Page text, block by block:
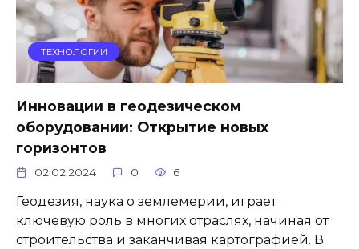
ТЕХНОЛОГИИ
Инновации в геодезическом
оборудовании: Открытие новых
горизонтов
02.02.2024 0 6
Геодезия, наука о землемерии, играет
ключевую роль в многих отраслях, начиная от
строительства и заканчивая картографией. В